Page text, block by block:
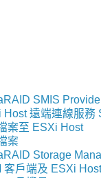
SMIS
遠端連線服務
案至 ESXi Host
案
Storage
客戶端及 ESXi